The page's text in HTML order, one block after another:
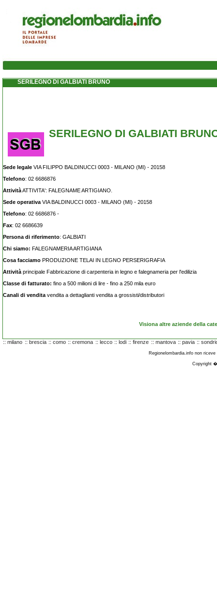
SERILEGNO DI GALBIATI BRUNO
SERILEGNO DI GALBIATI
Sede legale VIA FILIPPO BALDINUCCI 0003 - MILANO (MI) - 20158
Telefono: 02 6686876
AttivitàATTIVITA': FALEGNAME ARTIGIANO.
Sede operativaVIA BALDINUCCI 0003 - MILANO (MI) - 20158
Telefono: 02 6686876 -
Fax: 02 6686639
Persona di riferimento: GALBIATI
Chi siamo: FALEGNAMERIA ARTIGIANA
Cosa facciamo PRODUZIONE TELAI IN LEGNO PERSERIGRAFIA
Attivitàprincipale Fabbricazione di carpenteria in legno e falegnameria per l'edilizia
Classe di fatturato: fino a 500 milioni di lire - fino a 250 mila euro
Canali di venditavendita a dettaglianti vendita a grossisti/distributori
Visiona altre aziende della
::milano :: brescia :: como ::cremona :: lecco :: lodi ::firenze :: mantova :: pavia ::
Regionelombardia.info non
Copyright �